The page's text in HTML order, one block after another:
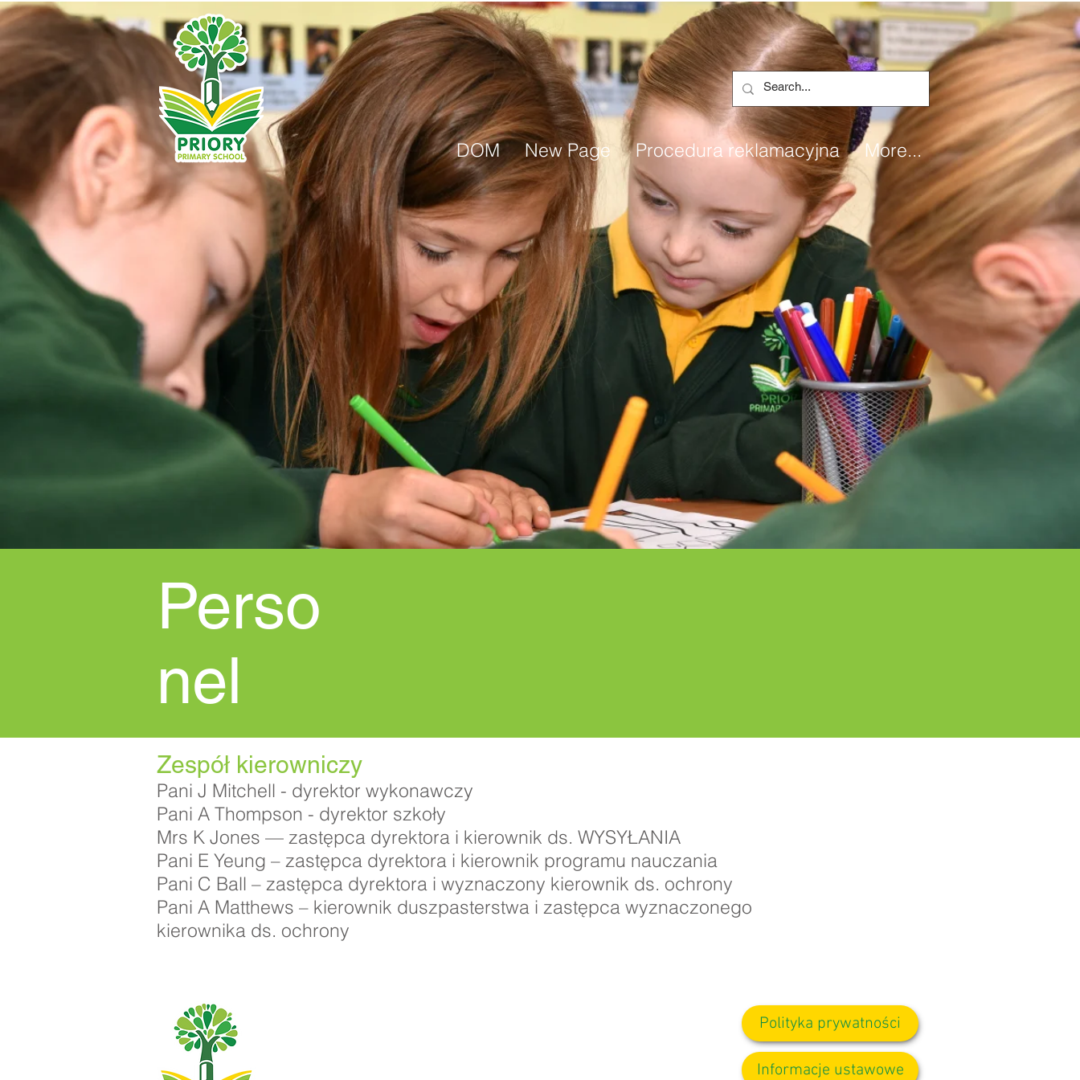
DOM New Page Procedura reklamacyjna More...
Perso
nel
Zespół kierowniczy
Pani J Mitchell - dyrektor wykonawczy
Pani A Thompson - dyrektor szkoły
Mrs K Jones — zastępca dyrektora i kierownik ds. WYSYŁANIA
Pani E Yeung – zastępca dyrektora i kierownik programu nauczania
Pani C Ball – zastępca dyrektora i wyznaczony kierownik ds. ochrony
Pani A Matthews – kierownik duszpasterstwa i zastępca wyznaczonego
kierownika ds. ochrony
Polityka prywatności
Informacje ustawowe